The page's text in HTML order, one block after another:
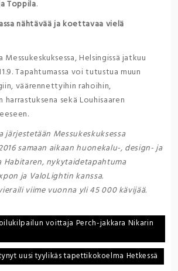
Toppila.
nähtävää ja koettavaa vielä
Helsingissä jatkuu
Tapahtumassa voi tutustua muun
väärennettyihin rahoihin,
sekä Louhisaaren
Messukeskuksessa
samaan aikaan huonekalu-, design- ja
Habitaren, nykytaidetapahtuma
ja ValoLightin kanssa.
viime vuonna yli 45 000 kävijää.
voittaja Perch-jakkara Nikarin
uusi tyylikäs tapettikokoelma Hetkessä